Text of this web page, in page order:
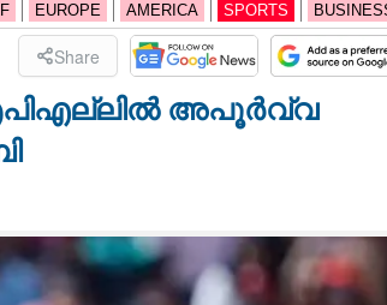
EUROPE AMERICA SPORTS
Share
ഐപിഎല്ലിൽ അപൂർവ്വ